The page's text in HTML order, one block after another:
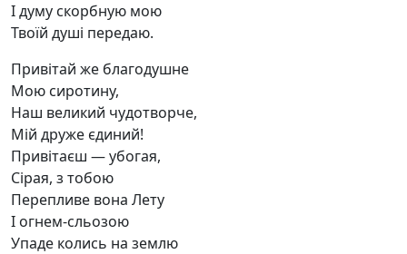
І думу скорбную мою
Твоїй душі передаю.
Привітай же благодушне
Мою сиротину,
Наш великий чудотворче,
Мій друже єдиний!
Привітаєш — убогая,
Сірая, з тобою
Перепливе вона Лету
І огнем-сльозою
Упаде колись на землю